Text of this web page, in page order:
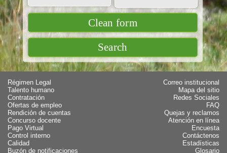
Régimen Legal
Talento humano
Contratación
Ofertas de empleo
Rendición de cuentas
Concurso docente
Pago Virtual
Control interno
Calidad
Buzón de notificaciones
Correo institucional
Mapa del sitio
Redes Sociales
FAQ
Quejas y reclamos
Atención en línea
Encuesta
Contáctenos
Estadísticas
Glosario